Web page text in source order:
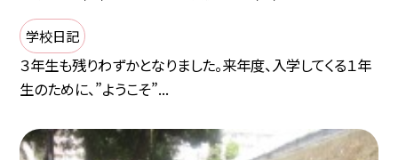
学校日記
３年生も残りわずかとなりました。来年度、入学してくる１年
生のために、”ようこそ”...